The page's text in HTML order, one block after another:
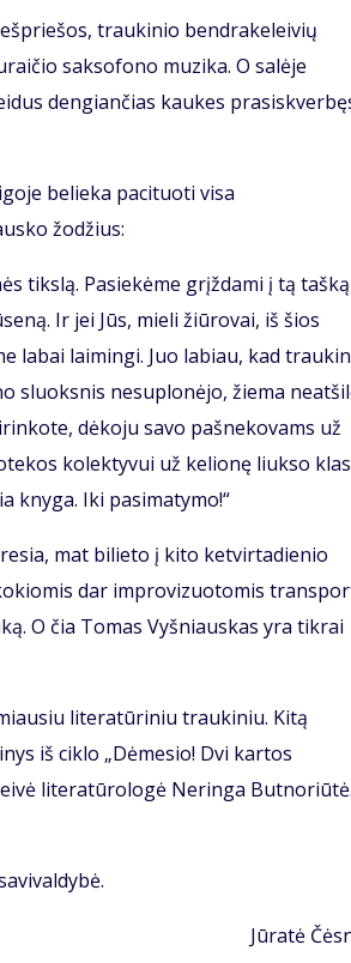
traukinio bendrakeleivių
saksofono muzika. O salėje
dengiančias kaukes
belieka pacituoti visa
žodžius:
tikslą. Pasiekėme grįždami į tą
Ir jei Jūs, mieli žiūrovai, iš šios
labai laimingi. Juo labiau, kad
sluoksnis nesuplonėjo, žiema
dėkoju savo pašnekovams už
kolektyvui už kelionę liukso
knyga. Iki pasimatymo!“
mat bilieto į kito ketvirtadienio
dar improvizuotomis
O čia Tomas Vyšniauskas yra tikrai
literatūriniu traukiniu. Kitą
iš ciklo „Dėmesio! Dvi kartos
literatūrologė Neringa Butnoriūtė.
Jūratė